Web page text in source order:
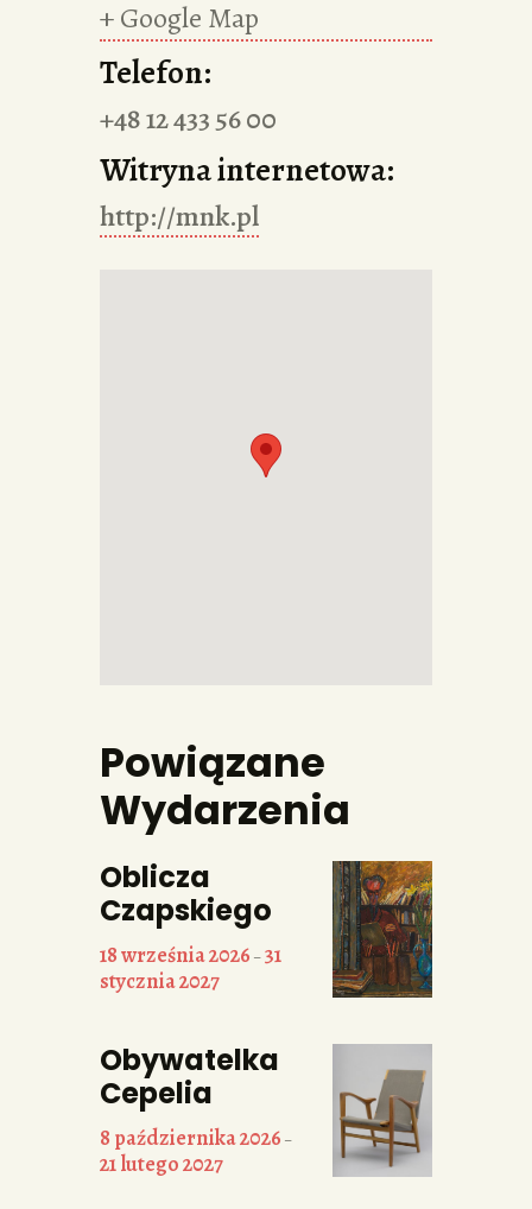
+ Google Map
Telefon:
+48 12 433 56 00
Witryna internetowa:
http://mnk.pl
Powiązane
Wydarzenia
Oblicza
Czapskiego
18 września 2026 –31
stycznia 2027
Obywatelka
Cepelia
8 października 2026 –
21 lutego 2027